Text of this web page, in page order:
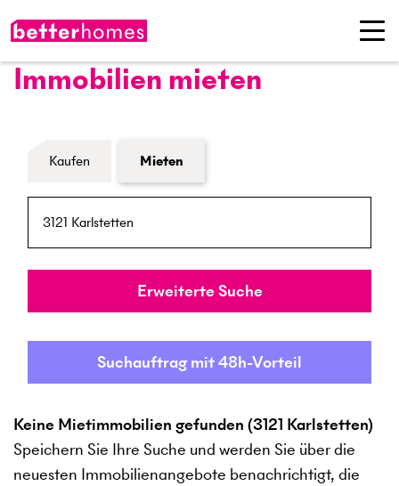
Immobilien mieten
Formular Immobiliensuche
Kaufen Mieten
Umkreis
Erweiterte Suche
Suchauftrag mit 48h-Vorteil
Keine Mietimmobilien gefunden (3121 Karlstetten)
Speichern Sie Ihre Suche und werden Sie über die
neuesten Immobilienangebote benachrichtigt, die